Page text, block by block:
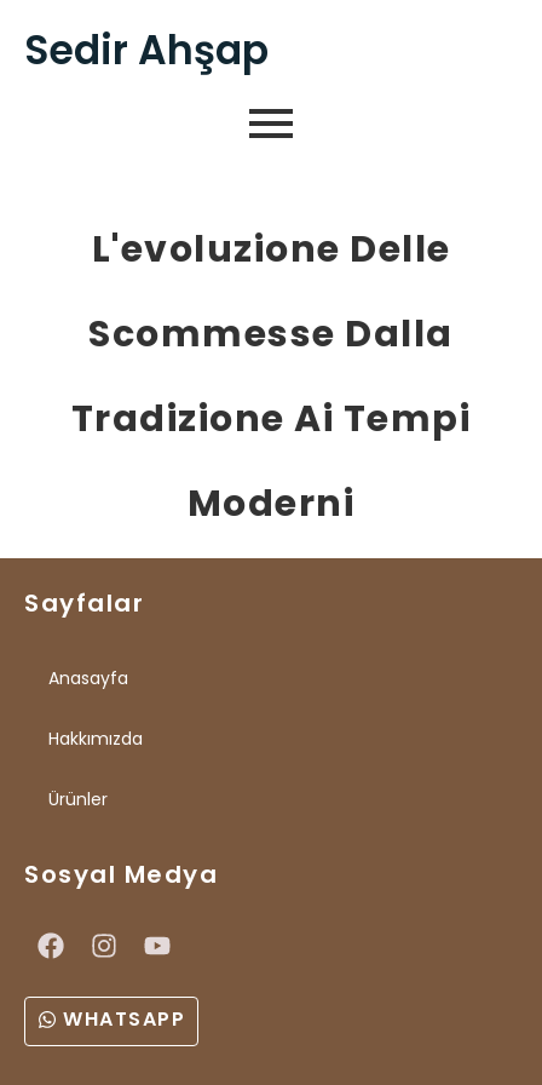
Sedir Ahşap
L'evoluzione Delle
Scommesse Dalla
Tradizione Ai Tempi
Moderni
Sayfalar
Anasayfa
Hakkımızda
Ürünler
Sosyal Medya
WHATSAPP